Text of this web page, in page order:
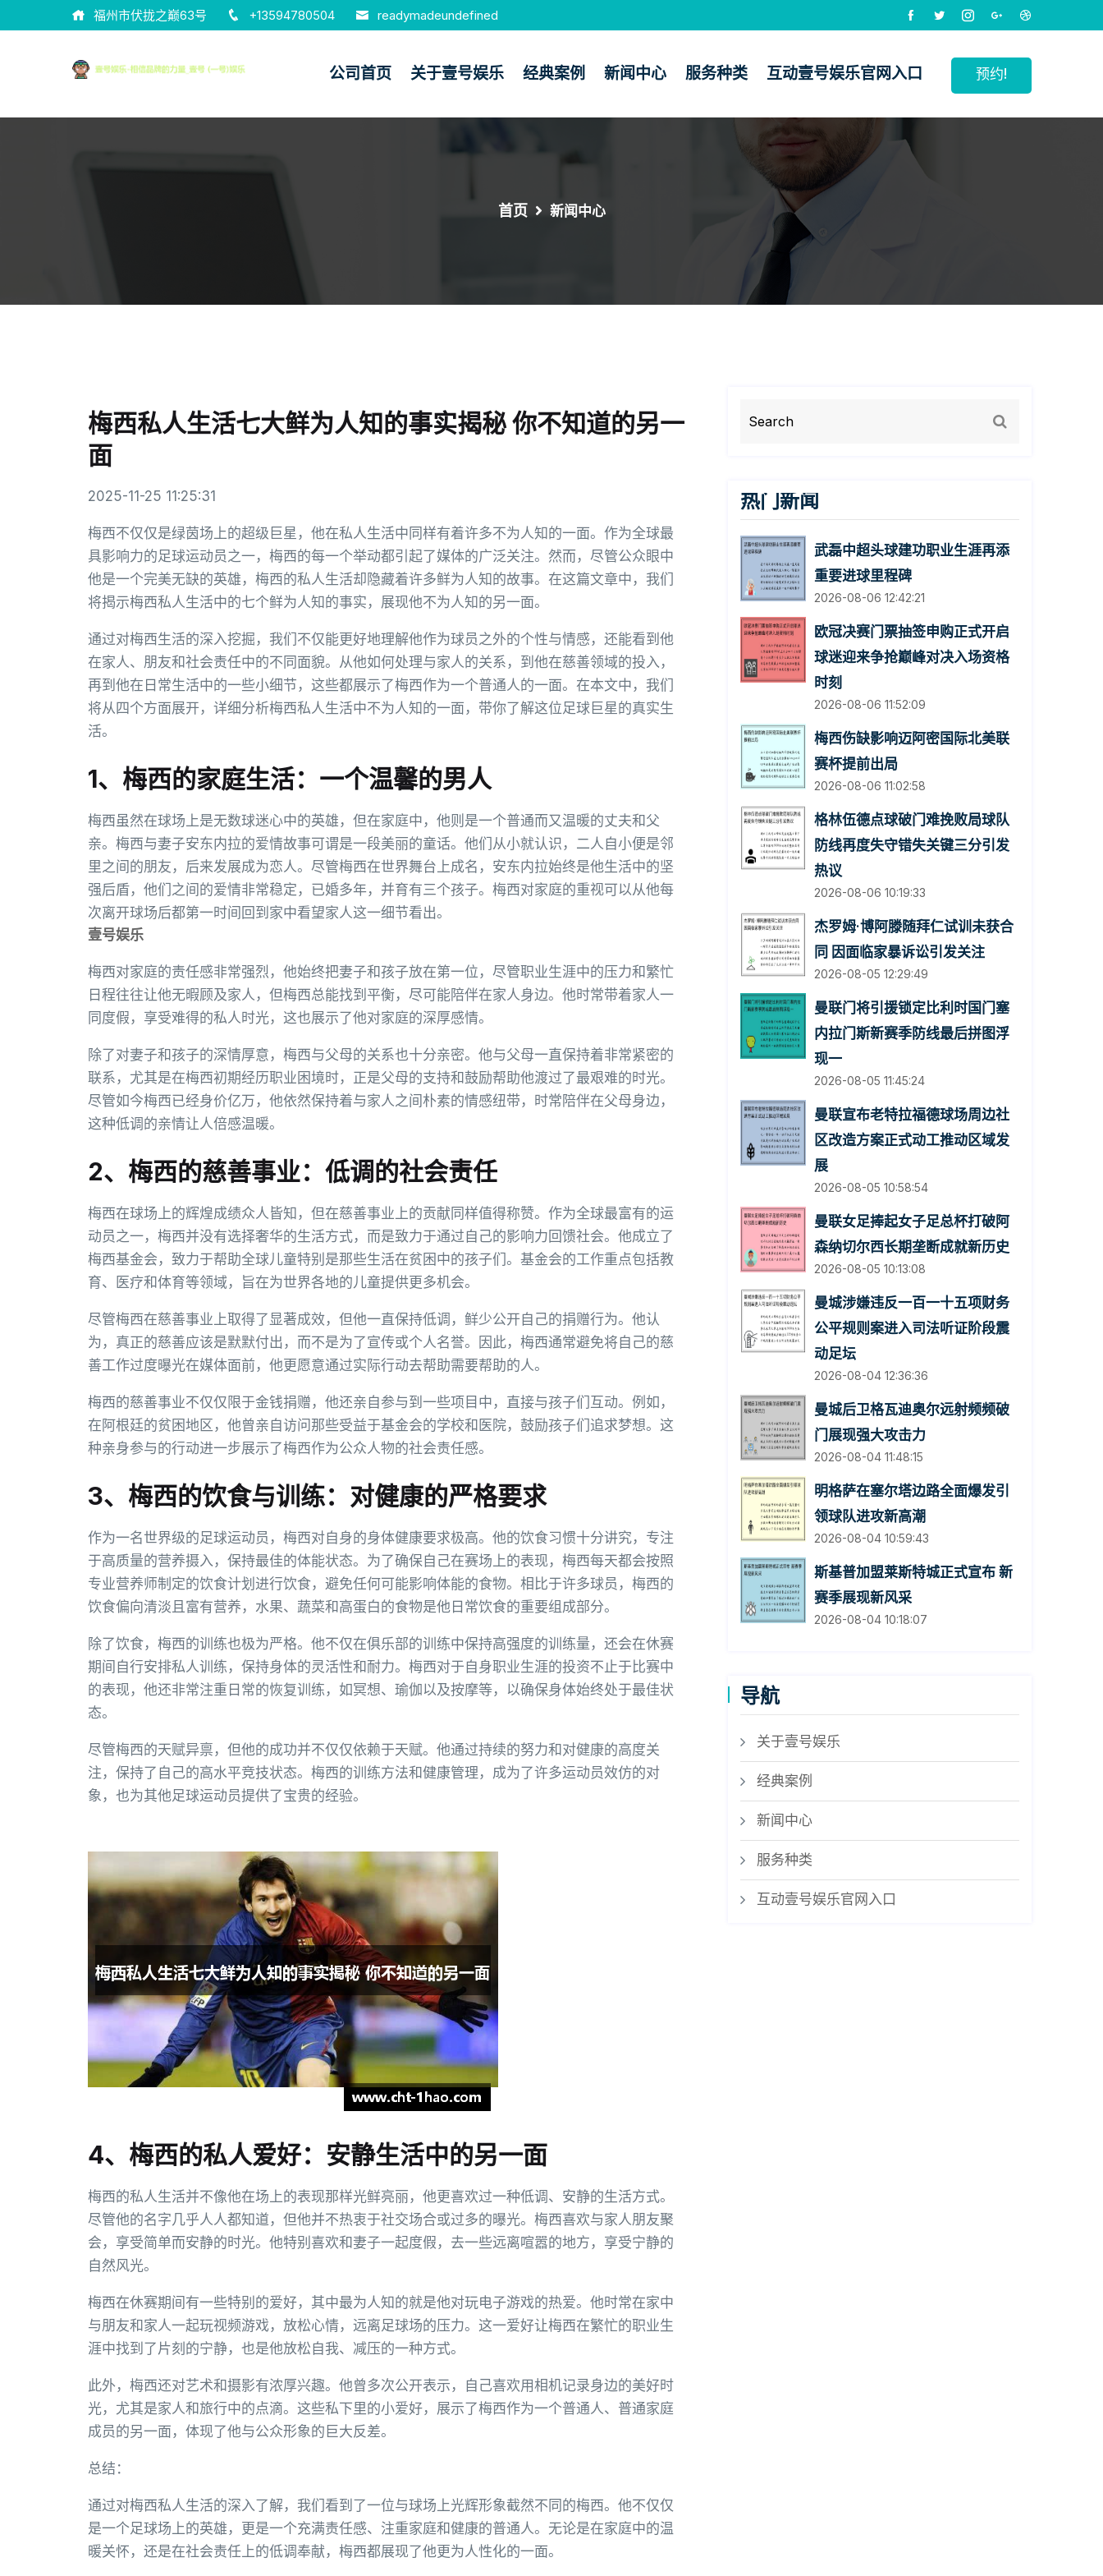
福州市伏拢之巅63号 +13594780504 readymadeundefined
公司首页 关于壹号娱乐 经典案例 新闻中心 服务种类 互动壹号娱乐官网入口 预约!
首页 新闻中心
梅西私人生活七大鲜为人知的事实揭秘 你不知道的另一
面
2025-11-25 11:25:31
梅西不仅仅是绿茵场上的超级巨星，他在私人生活中同样有着许多不为人知的一面。作为全球最
具影响力的足球运动员之一，梅西的每一个举动都引起了媒体的广泛关注。然而，尽管公众眼中
他是一个完美无缺的英雄，梅西的私人生活却隐藏着许多鲜为人知的故事。在这篇文章中，我们
将揭示梅西私人生活中的七个鲜为人知的事实，展现他不为人知的另一面。
通过对梅西生活的深入挖掘，我们不仅能更好地理解他作为球员之外的个性与情感，还能看到他
在家人、朋友和社会责任中的不同面貌。从他如何处理与家人的关系，到他在慈善领域的投入，
再到他在日常生活中的一些小细节，这些都展示了梅西作为一个普通人的一面。在本文中，我们
将从四个方面展开，详细分析梅西私人生活中不为人知的一面，带你了解这位足球巨星的真实生
活。
1、梅西的家庭生活：一个温馨的男人
梅西虽然在球场上是无数球迷心中的英雄，但在家庭中，他则是一个普通而又温暖的丈夫和父
亲。梅西与妻子安东内拉的爱情故事可谓是一段美丽的童话。他们从小就认识，二人自小便是邻
里之间的朋友，后来发展成为恋人。尽管梅西在世界舞台上成名，安东内拉始终是他生活中的坚
强后盾，他们之间的爱情非常稳定，已婚多年，并育有三个孩子。梅西对家庭的重视可以从他每
次离开球场后都第一时间回到家中看望家人这一细节看出。
壹号娱乐
梅西对家庭的责任感非常强烈，他始终把妻子和孩子放在第一位，尽管职业生涯中的压力和繁忙
日程往往让他无暇顾及家人，但梅西总能找到平衡，尽可能陪伴在家人身边。他时常带着家人一
同度假，享受难得的私人时光，这也展示了他对家庭的深厚感情。
除了对妻子和孩子的深情厚意，梅西与父母的关系也十分亲密。他与父母一直保持着非常紧密的
联系，尤其是在梅西初期经历职业困境时，正是父母的支持和鼓励帮助他渡过了最艰难的时光。
尽管如今梅西已经身价亿万，他依然保持着与家人之间朴素的情感纽带，时常陪伴在父母身边，
这种低调的亲情让人倍感温暖。
2、梅西的慈善事业：低调的社会责任
梅西在球场上的辉煌成绩众人皆知，但在慈善事业上的贡献同样值得称赞。作为全球最富有的运
动员之一，梅西并没有选择奢华的生活方式，而是致力于通过自己的影响力回馈社会。他成立了
梅西基金会，致力于帮助全球儿童特别是那些生活在贫困中的孩子们。基金会的工作重点包括教
育、医疗和体育等领域，旨在为世界各地的儿童提供更多机会。
尽管梅西在慈善事业上取得了显著成效，但他一直保持低调，鲜少公开自己的捐赠行为。他认
为，真正的慈善应该是默默付出，而不是为了宣传或个人名誉。因此，梅西通常避免将自己的慈
善工作过度曝光在媒体面前，他更愿意通过实际行动去帮助需要帮助的人。
梅西的慈善事业不仅仅限于金钱捐赠，他还亲自参与到一些项目中，直接与孩子们互动。例如，
在阿根廷的贫困地区，他曾亲自访问那些受益于基金会的学校和医院，鼓励孩子们追求梦想。这
种亲身参与的行动进一步展示了梅西作为公众人物的社会责任感。
3、梅西的饮食与训练：对健康的严格要求
作为一名世界级的足球运动员，梅西对自身的身体健康要求极高。他的饮食习惯十分讲究，专注
于高质量的营养摄入，保持最佳的体能状态。为了确保自己在赛场上的表现，梅西每天都会按照
专业营养师制定的饮食计划进行饮食，避免任何可能影响体能的食物。相比于许多球员，梅西的
饮食偏向清淡且富有营养，水果、蔬菜和高蛋白的食物是他日常饮食的重要组成部分。
除了饮食，梅西的训练也极为严格。他不仅在俱乐部的训练中保持高强度的训练量，还会在休赛
期间自行安排私人训练，保持身体的灵活性和耐力。梅西对于自身职业生涯的投资不止于比赛中
的表现，他还非常注重日常的恢复训练，如冥想、瑜伽以及按摩等，以确保身体始终处于最佳状
态。
尽管梅西的天赋异禀，但他的成功并不仅仅依赖于天赋。他通过持续的努力和对健康的高度关
注，保持了自己的高水平竞技状态。梅西的训练方法和健康管理，成为了许多运动员效仿的对
象，也为其他足球运动员提供了宝贵的经验。
4、梅西的私人爱好：安静生活中的另一面
梅西的私人生活并不像他在场上的表现那样光鲜亮丽，他更喜欢过一种低调、安静的生活方式。
尽管他的名字几乎人人都知道，但他并不热衷于社交场合或过多的曝光。梅西喜欢与家人朋友聚
会，享受简单而安静的时光。他特别喜欢和妻子一起度假，去一些远离喧嚣的地方，享受宁静的
自然风光。
梅西在休赛期间有一些特别的爱好，其中最为人知的就是他对玩电子游戏的热爱。他时常在家中
与朋友和家人一起玩视频游戏，放松心情，远离足球场的压力。这一爱好让梅西在繁忙的职业生
涯中找到了片刻的宁静，也是他放松自我、减压的一种方式。
此外，梅西还对艺术和摄影有浓厚兴趣。他曾多次公开表示，自己喜欢用相机记录身边的美好时
光，尤其是家人和旅行中的点滴。这些私下里的小爱好，展示了梅西作为一个普通人、普通家庭
成员的另一面，体现了他与公众形象的巨大反差。
总结：
通过对梅西私人生活的深入了解，我们看到了一位与球场上光辉形象截然不同的梅西。他不仅仅
是一个足球场上的英雄，更是一个充满责任感、注重家庭和健康的普通人。无论是在家庭中的温
暖关怀，还是在社会责任上的低调奉献，梅西都展现了他更为人性化的一面。
热门新闻
武磊中超头球建功职业生涯再添
重要进球里程碑
2026-08-06 12:42:21
欧冠决赛门票抽签申购正式开启
球迷迎来争抢巅峰对决入场资格
时刻
2026-08-06 11:52:09
梅西伤缺影响迈阿密国际北美联
赛杯提前出局
2026-08-06 11:02:58
格林伍德点球破门难挽败局球队
防线再度失守错失关键三分引发
热议
2026-08-06 10:19:33
杰罗姆·博阿滕随拜仁试训未获合
同 因面临家暴诉讼引发关注
2026-08-05 12:29:49
曼联门将引援锁定比利时国门塞
内拉门斯新赛季防线最后拼图浮
现一
2026-08-05 11:45:24
曼联宣布老特拉福德球场周边社
区改造方案正式动工推动区域发
展
2026-08-05 10:58:54
曼联女足捧起女子足总杯打破阿
森纳切尔西长期垄断成就新历史
2026-08-05 10:13:08
曼城涉嫌违反一百一十五项财务
公平规则案进入司法听证阶段震
动足坛
2026-08-04 12:36:36
曼城后卫格瓦迪奥尔远射频频破
门展现强大攻击力
2026-08-04 11:48:15
明格萨在塞尔塔边路全面爆发引
领球队进攻新高潮
2026-08-04 10:59:43
斯基普加盟莱斯特城正式宣布 新
赛季展现新风采
2026-08-04 10:18:07
导航
关于壹号娱乐
经典案例
新闻中心
服务种类
互动壹号娱乐官网入口